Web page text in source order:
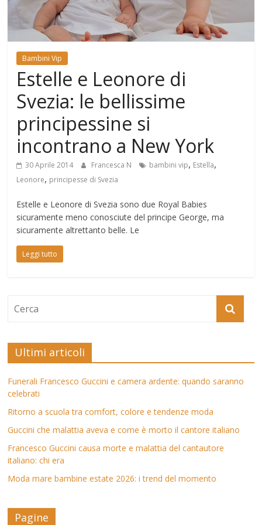
Mondo
Bambini Vip
Estelle e Leonore di
Svezia: le bellissime
principessine si
incontrano a New York
30 Aprile 2014 Francesca N bambini vip, Estella,
Leonore, principesse di Svezia
Estelle e Leonore di Svezia sono due Royal Babies
sicuramente meno conosciute del principe George, ma
sicuramente altrettanto belle. Le
Leggi tutto
Ultimi articoli
Funerali Francesco Guccini e camera ardente: quando saranno
celebrati
Ritorno a scuola tra comfort, colore e tendenze moda
Guccini che malattia aveva e come è morto il cantore italiano
Francesco Guccini causa morte e malattia del cantautore
italiano: chi era
Moda mare bambine estate 2026: i trend del momento
Pagine